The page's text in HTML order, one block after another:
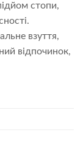
стопи,
взуття,
відпочинок,